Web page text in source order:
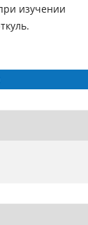
изучении